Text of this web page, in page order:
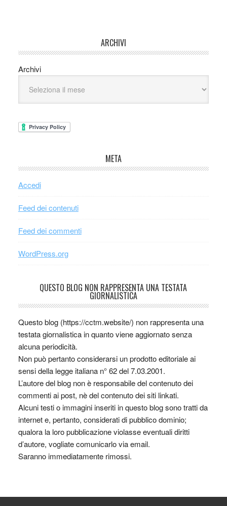
ARCHIVI
Archivi
META
Accedi
Feed dei contenuti
Feed dei commenti
WordPress.org
QUESTO BLOG NON RAPPRESENTA UNA TESTATA
GIORNALISTICA
Questo blog (https://cctm.website/) non rappresenta una
testata giornalistica in quanto viene aggiornato senza
alcuna periodicità.
Non può pertanto considerarsi un prodotto editoriale ai
sensi della legge italiana n° 62 del 7.03.2001.
L’autore del blog non è responsabile del contenuto dei
commenti ai post, nè del contenuto dei siti linkati.
Alcuni testi o immagini inseriti in questo blog sono tratti da
internet e, pertanto, considerati di pubblico dominio;
qualora la loro pubblicazione violasse eventuali diritti
d’autore, vogliate comunicarlo via email.
Saranno immediatamente rimossi.